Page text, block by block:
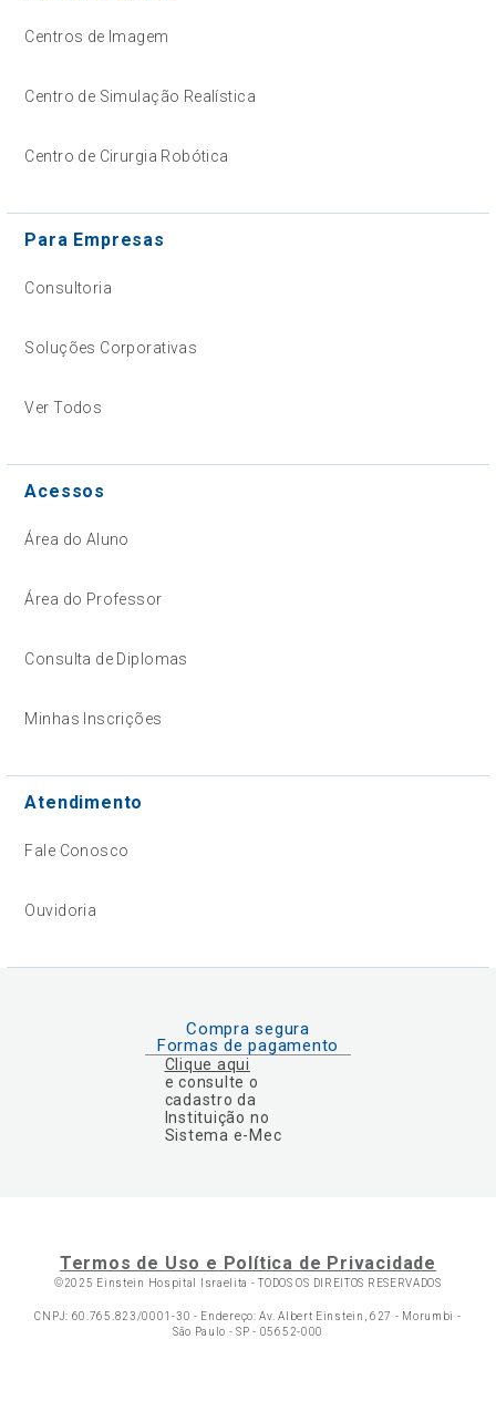
Centros de Imagem
Centro de Simulação Realística
Centro de Cirurgia Robótica
Para Empresas
Consultoria
Soluções Corporativas
Ver Todos
Acessos
Área do Aluno
Área do Professor
Consulta de Diplomas
Minhas Inscrições
Atendimento
Fale Conosco
Ouvidoria
Compra segura
Formas de pagamento
Clique aqui
e consulte o
cadastro da
Instituição no
Sistema e-Mec
Termos de Uso e Política de Privacidade
©2025 Einstein Hospital Israelita -TODOS OS DIREITOS RESERVADOS
CNPJ: 60.765.823/0001-30 - Endereço: Av. Albert Einstein, 627 - Morumbi -
São Paulo - SP - 05652-000